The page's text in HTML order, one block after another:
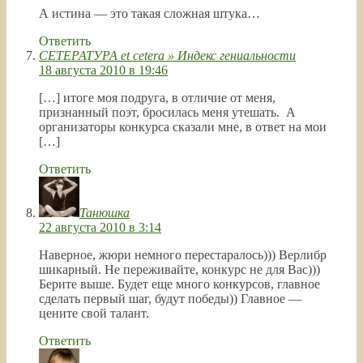
А истина — это такая сложная штука…
Ответить
СЕТЕРАТУРА et cetera » Индекс гениальности
18 августа 2010 в 19:46
[…] итоге моя подруга, в отличие от меня,
признанный поэт, бросилась меня утешать. А
организаторы конкурса сказали мне, в ответ на мои
[…]
Ответить
Танюшка
22 августа 2010 в 3:14
Наверное, жюри немного перестаралось))) Верлибр
шикарный. Не переживайте, конкурс не для Вас)))
Берите выше. Будет еще много конкурсов, главное
сделать первый шаг, будут победы)) Главное —
цените свой талант.
Ответить